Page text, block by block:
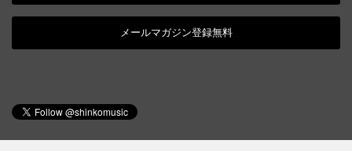
メールマガジン登録無料